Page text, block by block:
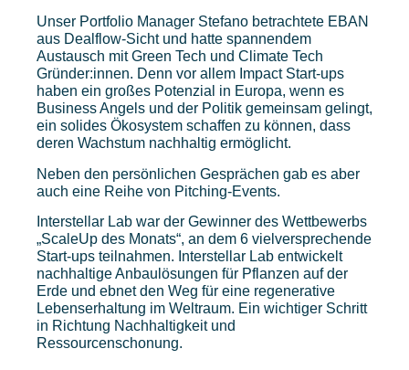
Unser Portfolio Manager Stefano betrachtete EBAN
aus Dealflow-Sicht und hatte spannendem
Austausch mit Green Tech und Climate Tech
Gründer:innen. Denn vor allem Impact Start-ups
haben ein großes Potenzial in Europa, wenn es
Business Angels und der Politik gemeinsam gelingt,
ein solides Ökosystem schaffen zu können, dass
deren Wachstum nachhaltig ermöglicht.
Neben den persönlichen Gesprächen gab es aber
auch eine Reihe von Pitching-Events.
Interstellar Lab war der Gewinner des Wettbewerbs
„ScaleUp des Monats“, an dem 6 vielversprechende
Start-ups teilnahmen. Interstellar Lab entwickelt
nachhaltige Anbaulösungen für Pflanzen auf der
Erde und ebnet den Weg für eine regenerative
Lebenserhaltung im Weltraum. Ein wichtiger Schritt
in Richtung Nachhaltigkeit und
Ressourcenschonung.